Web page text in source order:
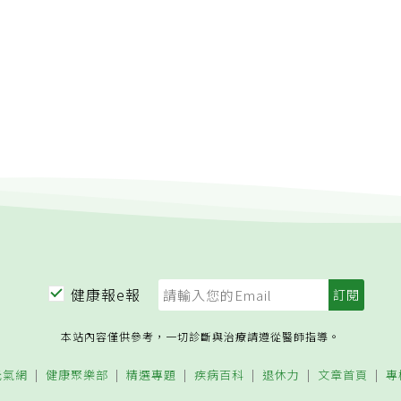
健康報e報
本站內容僅供參考，一切診斷與治療請遵從醫師指導。
網 健康聚樂部 精選專題 疾病百科 退休力 文章首頁